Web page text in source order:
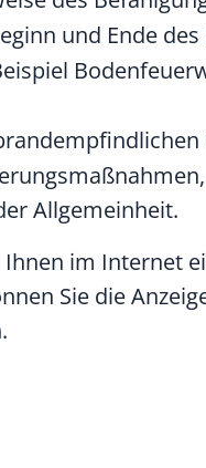
und Ende des
Allgemeinheit.
im Internet
Sie die